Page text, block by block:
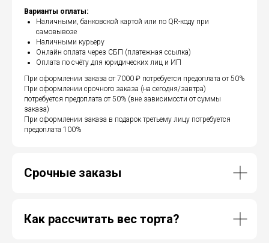
Варианты оплаты:
Наличными, банковской картой или по QR-коду при
самовывозе
Наличными курьеру
Онлайн оплата через СБП (платежная ссылка)
Оплата по счёту для юридических лиц и ИП
При оформлении заказа от 7000 ₽ потребуется предоплата от 50%
При оформлении срочного заказа (на сегодня/завтра)
потребуется предоплата от 50% (вне зависимости от суммы
заказа)
При оформлении заказа в подарок третьему лицу потребуется
предоплата 100%
Срочные заказы
Как рассчитать вес торта?